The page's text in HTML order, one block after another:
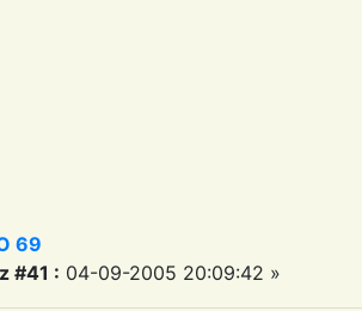
69
#41 : 04-09-2005 20:09:42 »